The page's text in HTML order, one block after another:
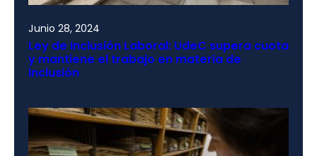
Junio 28, 2024
Ley de Inclusión Laboral: UdeC supera cuota
y mantiene el trabajo en materia de
inclusión